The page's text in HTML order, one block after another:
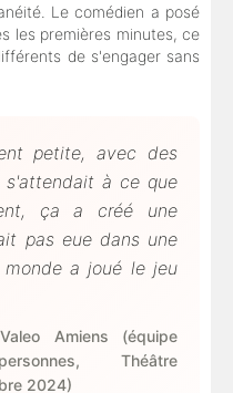
Le comédien a posé
les premières minutes, ce
de s'engager sans
petite, avec des
s'attendait à ce que
ça a créé une
pas eue dans une
a joué le jeu
Amiens (équipe
Théâtre
2024)